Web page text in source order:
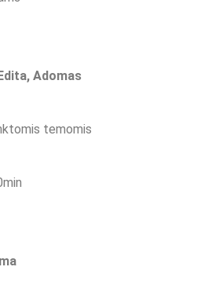
Adomas
temomis